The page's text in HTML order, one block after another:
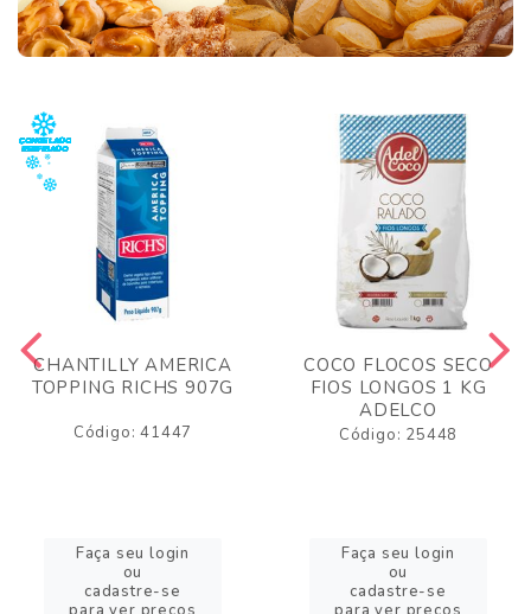
CHANTILLY AMERICA
TOPPING RICHS 907G
Código: 41447
Faça seu login
ou
cadastre-se
COCO FLOCOS SECO
FIOS LONGOS 1 KG
ADELCO
Código: 25448
Faça seu login
ou
cadastre-se